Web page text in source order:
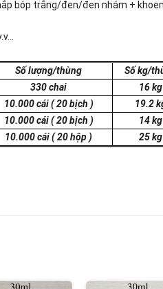
bóp trắng/đen/đen nhám +
Số lượng/thùng Số kg/
330 chai 16 kg
10.000 cái( 20 bịch ) 19.2
10.000 cái( 20 bịch )
14 kg
10.000 cái( 20 hộp ) 25 kg